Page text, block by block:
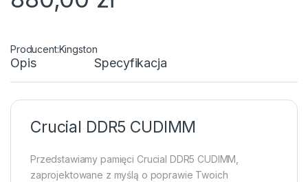
Kingston
Opis Specyfikacja
Crucial DDR5 CUDIMM
Przedstawiamy pamięci Crucial DDR5 CUDIMM,
zaprojektowane z myślą o poprawie Twoich